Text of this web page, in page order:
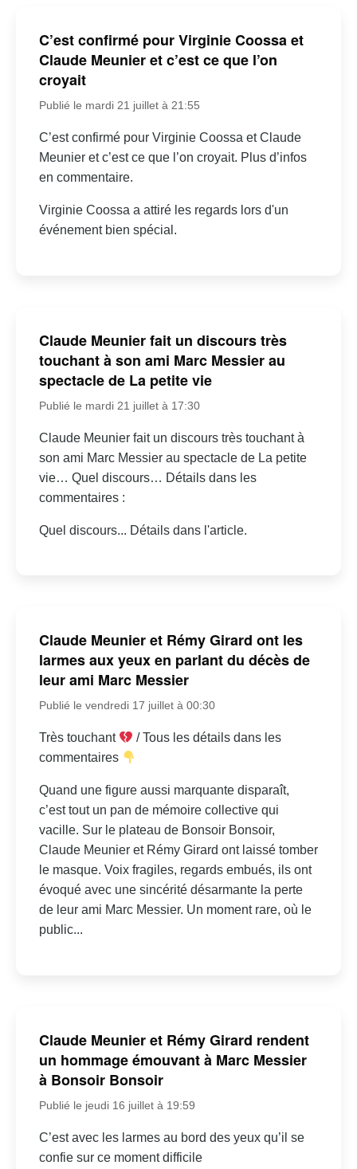
C’est confirmé pour Virginie Coossa et
Claude Meunier et c’est ce que l’on
croyait
Publié le mardi 21 juillet à 21:55
C’est confirmé pour Virginie Coossa et Claude
Meunier et c’est ce que l’on croyait. Plus d’infos
en commentaire.
Virginie Coossa a attiré les regards lors d'un
événement bien spécial.
Claude Meunier fait un discours très
touchant à son ami Marc Messier au
spectacle de La petite vie
Publié le mardi 21 juillet à 17:30
Claude Meunier fait un discours très touchant à
son ami Marc Messier au spectacle de La petite
vie… Quel discours… Détails dans les
commentaires :
Quel discours... Détails dans l'article.
Claude Meunier et Rémy Girard ont les
larmes aux yeux en parlant du décès de
leur ami Marc Messier
Publié le vendredi 17 juillet à 00:30
Très touchant
/ Tous les détails dans les
commentaires
Quand une figure aussi marquante disparaît,
c’est tout un pan de mémoire collective qui
vacille. Sur le plateau de Bonsoir Bonsoir,
Claude Meunier et Rémy Girard ont laissé tomber
le masque. Voix fragiles, regards embués, ils ont
évoqué avec une sincérité désarmante la perte
de leur ami Marc Messier. Un moment rare, où le
public...
Claude Meunier et Rémy Girard rendent
un hommage émouvant à Marc Messier
à Bonsoir Bonsoir
Publié le jeudi 16 juillet à 19:59
C’est avec les larmes au bord des yeux qu’il se
confie sur ce moment difficile